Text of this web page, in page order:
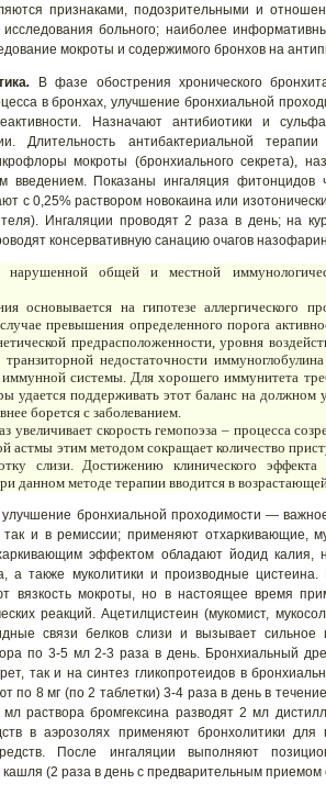
признаками, подозрительными и
исследования больного; наиболее
мокроты и содержимого бронхов на
. В фазе обострения хронического
в бронхах, улучшение бронхиальной
Назначают антибиотики и
Длительность антибактериальной
мокроты (бронхиального секрета),
введением. Показаны ингаляция фитонцидов
с 0,25% раствором новокаина или
Ингаляции проводят 2 раза в день; на
консервативную санацию очагов
нарушенной общей и местной
основывается на гипотезе аллергического
превышения определенного порога
предрасположенности, уровня
транзиторной недостаточности
системы. Для хорошего иммунитета
удается поддерживать этот баланс на должном
борется с заболеванием.
увеличивает скорость гемопоэза – процесса
астмы этим методом сокращает количество
слизи. Достижению клинического эффекта
данном методе терапии вводится в
бронхиальной проходимости —
и в ремиссии; применяют отхаркивающие,
эффектом обладают йодид калия,
а также муколитики и производные
вязкость мокроты, но в настоящее время
реакций. Ацетилцистеин (мукомист,
связи белков слизи и вызывает
по 3-5 мл 2-3 раза в день. Бронхиальный
так и на синтез гликопротеидов в
по 8 мг (по 2 таблетки) 3-4 раза в день в
раствора бромгексина разводят 2 мл
в аэрозолях применяют бронхолитики
После ингаляции выполняют
кашля (2 раза в день с предварительным